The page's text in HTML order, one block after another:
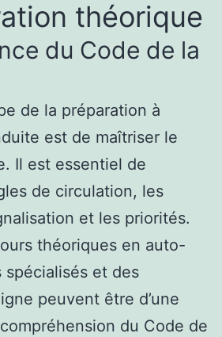
théorique
du Code de la
de la préparation à
est de maîtriser le
Il est essentiel de
de circulation, les
et les priorités.
théoriques en auto-
et des
peuvent être d’une
du Code de